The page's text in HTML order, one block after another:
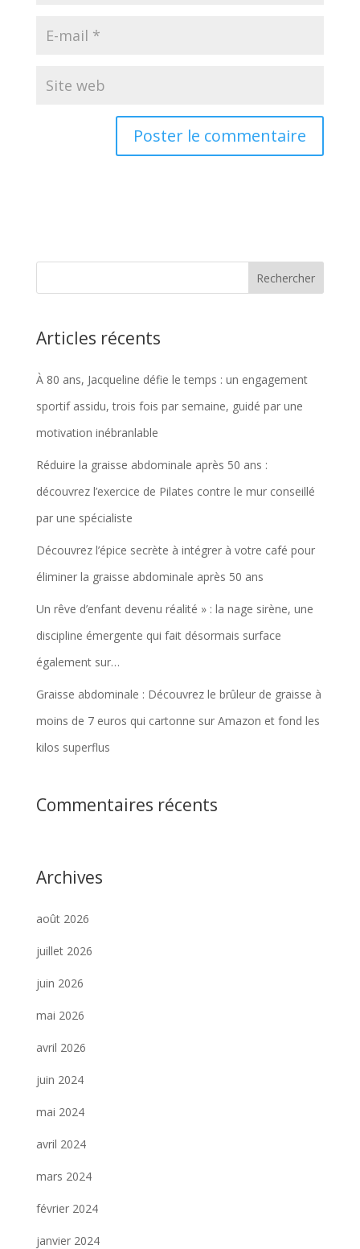
Articles récents
À 80 ans, Jacqueline défie le temps : un engagement
sportif assidu, trois fois par semaine, guidé par une
motivation inébranlable
Réduire la graisse abdominale après 50 ans :
découvrez l’exercice de Pilates contre le mur conseillé
par une spécialiste
Découvrez l’épice secrète à intégrer à votre café pour
éliminer la graisse abdominale après 50 ans
Un rêve d’enfant devenu réalité » : la nage sirène, une
discipline émergente qui fait désormais surface
également sur…
Graisse abdominale : Découvrez le brûleur de graisse à
moins de 7 euros qui cartonne sur Amazon et fond les
kilos superflus
Commentaires récents
Archives
août 2026
juillet 2026
juin 2026
mai 2026
avril 2026
juin 2024
mai 2024
avril 2024
mars 2024
février 2024
janvier 2024